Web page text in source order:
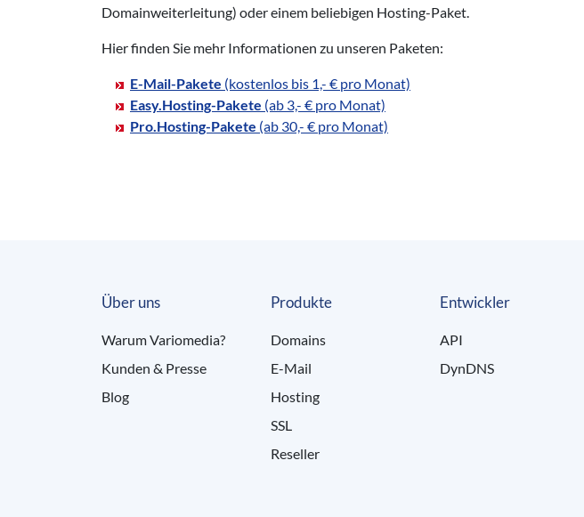
Domainweiterleitung) oder einem beliebigen Hosting-Paket.
Hier finden Sie mehr Informationen zu unseren Paketen:
E-Mail-Pakete (kostenlos bis 1,- € pro Monat)
Easy.Hosting-Pakete (ab 3,- € pro Monat)
Pro.Hosting-Pakete (ab 30,- € pro Monat)
Über uns
Warum Variomedia?
Kunden & Presse
Blog
Produkte
Domains
E-Mail
Hosting
SSL
Reseller
Entwickler
API
DynDNS